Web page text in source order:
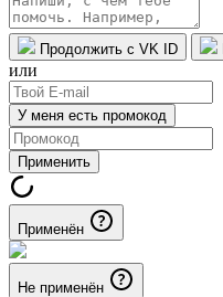
Продолжить с VK ID
или
У меня есть промокод
Применить
Применён
Не применён